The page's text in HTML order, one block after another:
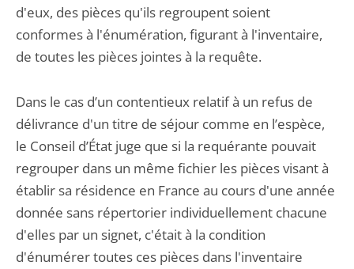
d'eux, des pièces qu'ils regroupent soient
conformes à l'énumération, figurant à l'inventaire,
de toutes les pièces jointes à la requête.
Dans le cas d’un contentieux relatif à un refus de
délivrance d'un titre de séjour comme en l’espèce,
le Conseil d’État juge que si la requérante pouvait
regrouper dans un même fichier les pièces visant à
établir sa résidence en France au cours d'une année
donnée sans répertorier individuellement chacune
d'elles par un signet, c'était à la condition
d'énumérer toutes ces pièces dans l'inventaire